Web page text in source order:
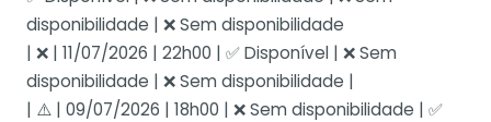
disponibilidade | ❌ Sem disponibilidade
| ❌ | 11/07/2026 | 22h00 | ✅ Disponível | ❌ Sem
disponibilidade | ❌ Sem disponibilidade |
| ⚠️ | 09/07/2026 | 18h00 | ❌ Sem disponibilidade | ✅